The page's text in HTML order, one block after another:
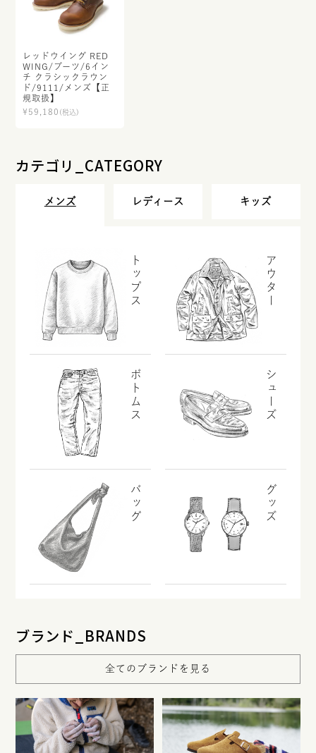
レッドウイング RED
WING/ブーツ/6イン
チ クラシックラウン
ド/9111/メンズ【正
規取扱】
¥ 59,180 (税込)
カテゴリ_CATEGORY
メンズ レディース キッズ
トップス アウター
ボトムス シューズ
バッグ グッズ
ブランド_BRANDS
全てのブランドを見る